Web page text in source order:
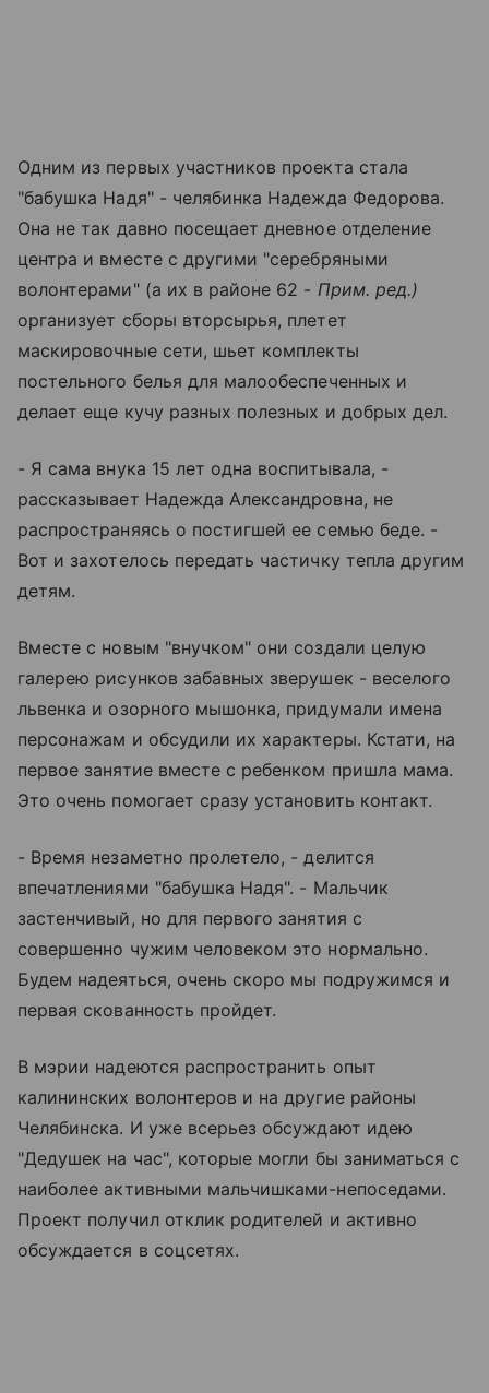
Одним из первых участников проекта стала
"бабушка Надя" - челябинка Надежда Федорова.
Она не так давно посещает дневное отделение
центра и вместе с другими "серебряными
волонтерами" (а их в районе 62 - Прим. ред.)
организует сборы вторсырья, плетет
маскировочные сети, шьет комплекты
постельного белья для малообеспеченных и
делает еще кучу разных полезных и добрых дел.
- Я сама внука 15 лет одна воспитывала, -
рассказывает Надежда Александровна, не
распространяясь о постигшей ее семью беде. -
Вот и захотелось передать частичку тепла другим
детям.
Вместе с новым "внучком" они создали целую
галерею рисунков забавных зверушек - веселого
львенка и озорного мышонка, придумали имена
персонажам и обсудили их характеры. Кстати, на
первое занятие вместе с ребенком пришла мама.
Это очень помогает сразу установить контакт.
- Время незаметно пролетело, - делится
впечатлениями "бабушка Надя". - Мальчик
застенчивый, но для первого занятия с
совершенно чужим человеком это нормально.
Будем надеяться, очень скоро мы подружимся и
первая скованность пройдет.
В мэрии надеются распространить опыт
калининских волонтеров и на другие районы
Челябинска. И уже всерьез обсуждают идею
"Дедушек на час", которые могли бы заниматься с
наиболее активными мальчишками-непоседами.
Проект получил отклик родителей и активно
обсуждается в соцсетях.